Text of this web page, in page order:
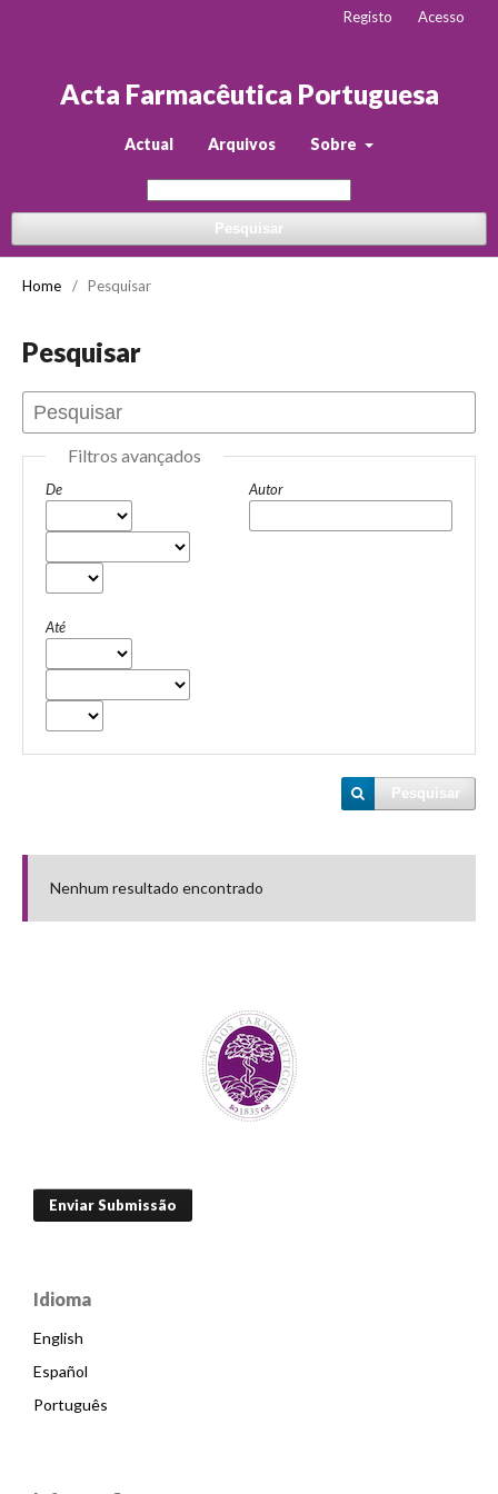
Acta Farmacêutica Portuguesa
Actual Arquivos Sobre
Pesquisar
Registo Acesso
Home / Pesquisar
Pesquisar
Filtros avançados
De
Até
Autor
Pesquisar
Nenhum resultado encontrado
Enviar Submissão
Idioma
English
Español
Português